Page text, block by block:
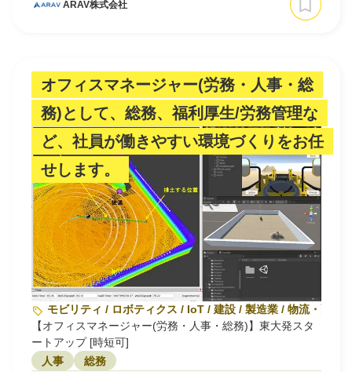
ARAV株式会社
オフィスマネージャー(労務・人事・総
務)として、総務、福利厚生/労務管理な
ど、社員が働きやすい環境づくりをお任
せします。
モビリティ / ロボティクス / IoT / 建設 / 製造業 / 物流・配送
【オフィスマネージャー(労務・人事・総務)】東大発スタ
ートアップ [時短可]
人事
総務